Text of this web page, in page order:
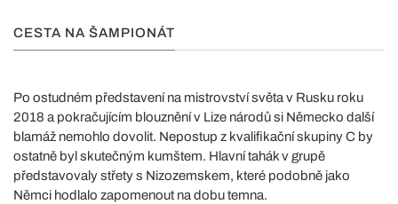
CESTA NA ŠAMPIONÁT
Po ostudném představení na mistrovství světa v Rusku roku
2018 a pokračujícím blouznění v Lize národů si Německo další
blamáž nemohlo dovolit. Nepostup z kvalifikační skupiny C by
ostatně byl skutečným kumštem. Hlavní tahák v grupě
představovaly střety s Nizozemskem, které podobně jako
Němci hodlalo zapomenout na dobu temna.